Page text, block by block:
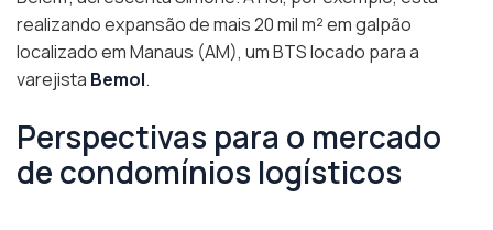
realizando expansão de mais 20 mil m² em galpão
localizado em Manaus (AM), um BTS locado para a
varejista Bemol.
Perspectivas para o mercado
de condomínios logísticos